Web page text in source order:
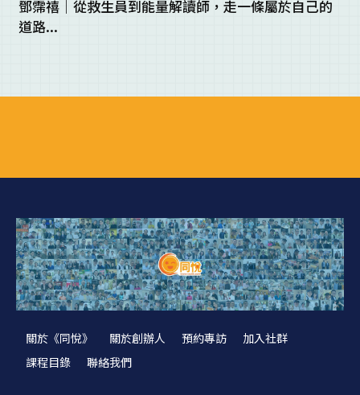
鄧霈禧｜從救生員到能量解讀師，走一條屬於自己的
道路...
關於《同悅》 關於創辦人 預約專訪
加入社群
課程目錄
聯絡我們